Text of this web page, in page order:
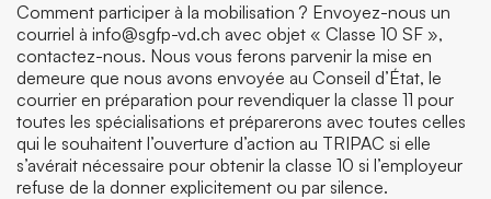
Comment participer à la mobilisation ? Envoyez-nous un
courriel à info@sgfp-vd.ch avec objet « Classe 10 SF »,
contactez-nous. Nous vous ferons parvenir la mise en
demeure que nous avons envoyée au Conseil d’État, le
courrier en préparation pour revendiquer la classe 11 pour
toutes les spécialisations et préparerons avec toutes celles
qui le souhaitent l’ouverture d’action au TRIPAC si elle
s’avérait nécessaire pour obtenir la classe 10 si l’employeur
refuse de la donner explicitement ou par silence.